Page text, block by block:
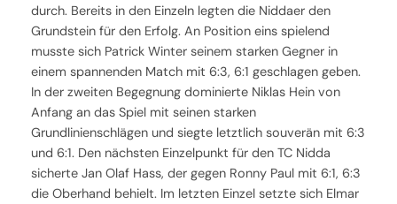
durch. Bereits in den Einzeln legten die Niddaer den
Grundstein für den Erfolg. An Position eins spielend
musste sich Patrick Winter seinem starken Gegner in
einem spannenden Match mit 6:3, 6:1 geschlagen geben.
In der zweiten Begegnung dominierte Niklas Hein von
Anfang an das Spiel mit seinen starken
Grundlinienschlägen und siegte letztlich souverän mit 6:3
und 6:1. Den nächsten Einzelpunkt für den TC Nidda
sicherte Jan Olaf Hass, der gegen Ronny Paul mit 6:1, 6:3
die Oberhand behielt. Im letzten Einzel setzte sich Elmar